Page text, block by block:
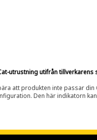
utrustning utifrån tillverkarens
att produkten inte passar
Den här indikatorn